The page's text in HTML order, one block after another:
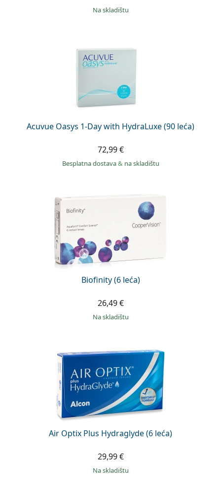
na skladištu
Acuvue Oasys 1-Day with HydraLuxe (90 leća)
72,99 €
Besplatna dostava& na skladištu
Biofinity (6 leća)
26,49 €
na skladištu
Air Optix Plus Hydraglyde (6 leća)
29,99 €
na skladištu